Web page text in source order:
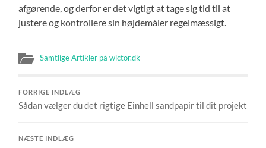
afgørende, og derfor er det vigtigt at tage sig tid til at
justere og kontrollere sin højdemåler regelmæssigt.
Samtlige Artikler på wictor.dk
FORRIGE INDLÆG
Sådan vælger du det rigtige Einhell sandpapir til dit projekt
NÆSTE INDLÆG